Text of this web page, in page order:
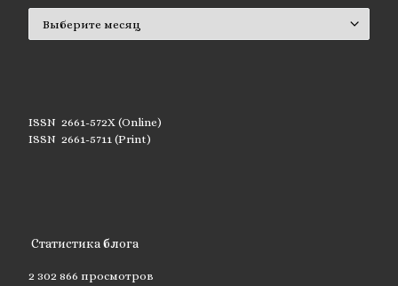
ISSN 2661-572X (Online)
ISSN 2661-5711 (Print)
Статистика блога
2 302 866 просмотров